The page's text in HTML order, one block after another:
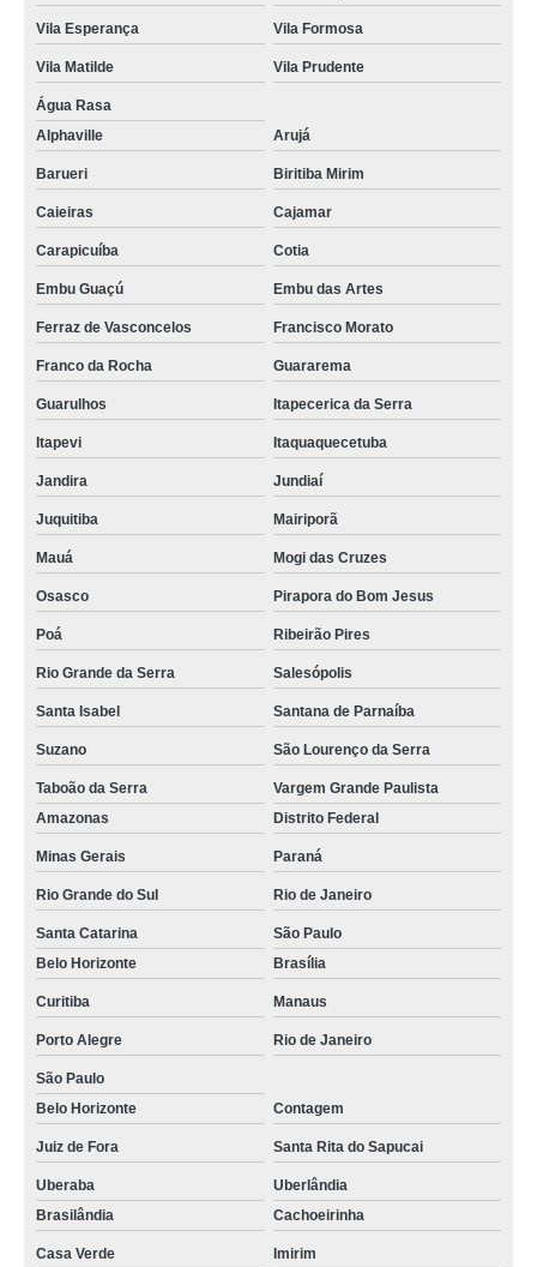
Vila Esperança Vila Formosa
Vila Matilde Vila Prudente
Água Rasa
Alphaville
Arujá
Barueri Biritiba Mirim
Caieiras Cajamar
Carapicuíba Cotia
Embu Guaçú Embu das Artes
Ferraz de Vasconcelos Francisco Morato
Franco da Rocha Guararema
Guarulhos Itapecerica da Serra
Itapevi Itaquaquecetuba
Jandira Jundiaí
Juquitiba Mairiporã
Mauá Mogi das Cruzes
Osasco Pirapora do Bom Jesus
Poá Ribeirão Pires
Rio Grande da Serra Salesópolis
Santa Isabel Santana de Parnaíba
Suzano São Lourenço da Serra
Taboão da Serra
Vargem Grande Paulista
Amazonas
Distrito Federal
Minas Gerais Paraná
Rio Grande do Sul Rio de Janeiro
Santa Catarina
São Paulo
Belo Horizonte
Brasília
Curitiba Manaus
Porto Alegre Rio de Janeiro
São Paulo
Belo Horizonte
Contagem
Juiz de Fora Santa Rita do Sapucai
Uberaba
Uberlândia
Brasilândia
Cachoeirinha
Casa Verde Imirim